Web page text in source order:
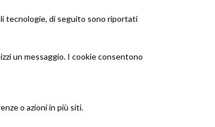
tecnologie, di seguito sono riportati
un messaggio. I cookie consentono
o azioni in più siti.